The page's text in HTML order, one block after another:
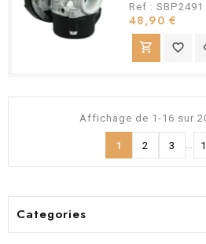
Ref : SBP2491
48,90 €
shopping_cart favorite_border
Affichage de 1-16 sur
1 2 3 …
Categories